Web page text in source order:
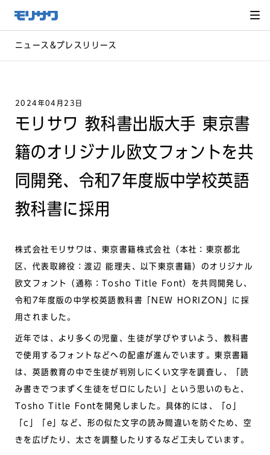
メ
ニュー
飛ばし
へ移動
ニュース&プレスリリース
2024年04月23日
モリサワ 教科書出版大手 東京書
籍のオリジナル欧文フォントを共
同開発、令和7年度版中学校英語
教科書に採用
株式会社モリサワは、東京書籍株式会社（本社：東京都北
区、代表取締役：渡辺 能理夫、以下東京書籍）のオリジナル
欧文フォント（通称：Tosho Title Font）を共同開発し、
令和7年度版の中学校英語教科書「NEW HORIZON」に採
用されました。
近年では、より多くの児童、生徒が学びやすいよう、教科書
で使用するフォントなどへの配慮が進んでいます。東京書籍
は、英語教育の中で生徒が判別しにくい文字を調査し、「読
み書きでつまずく生徒をゼロにしたい」という思いのもと、
Tosho Title Fontを開発しました。具体的には、「o」
「c」「e」など、形の似た文字の読み間違いを防ぐため、空
きを広げたり、太さを調整したりするなど工夫しています。